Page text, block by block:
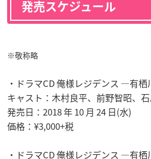
発売スケジュール
※敬称略
・ドラマCD 俺様レジデンス —有
キャスト：木村良平、前野智昭、
発売日：2018 年 10 月 24 日(水)
価格：¥3,000+税
・ドラマCD 俺様レジデンス —有